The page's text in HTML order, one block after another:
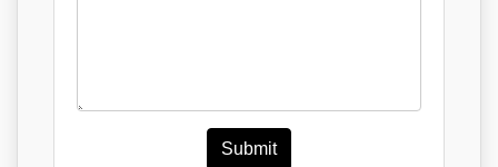
Submit